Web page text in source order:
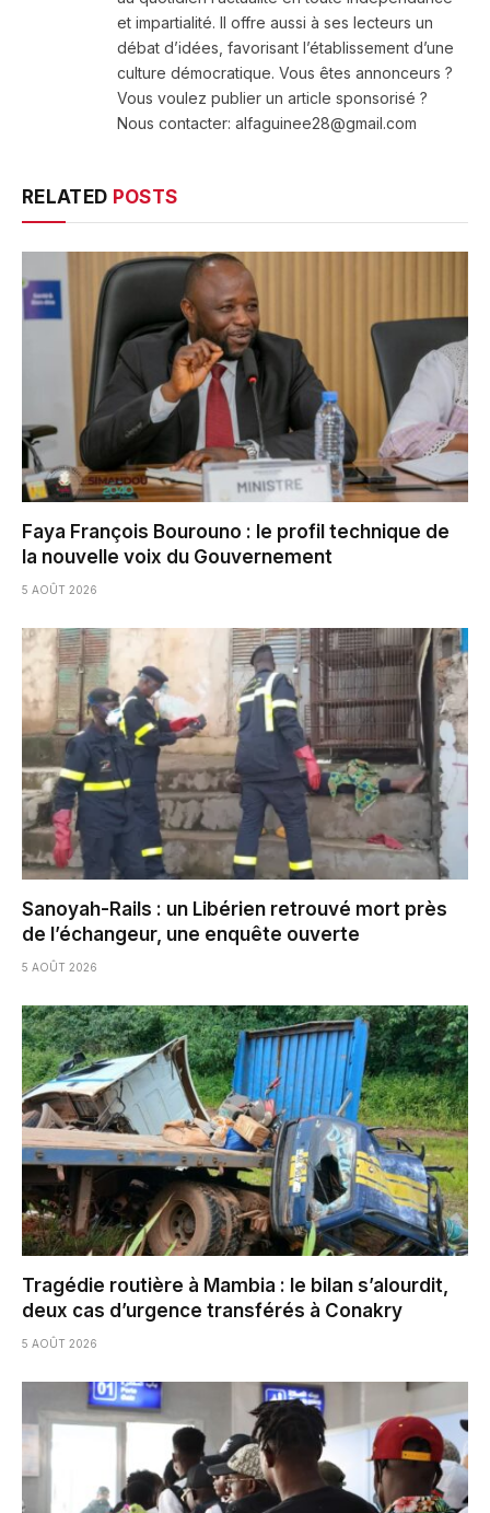
et impartialité. Il offre aussi à ses lecteurs un
débat d’idées, favorisant l’établissement d’une
culture démocratique. Vous êtes annonceurs ?
Vous voulez publier un article sponsorisé ?
Nous contacter: alfaguinee28@gmail.com
RELATED POSTS
Faya François Bourouno : le profil technique de
la nouvelle voix du Gouvernement
5 AOÛT 2026
Sanoyah-Rails : un Libérien retrouvé mort près
de l’échangeur, une enquête ouverte
5 AOÛT 2026
Tragédie routière à Mambia : le bilan s’alourdit,
deux cas d’urgence transférés à Conakry
5 AOÛT 2026